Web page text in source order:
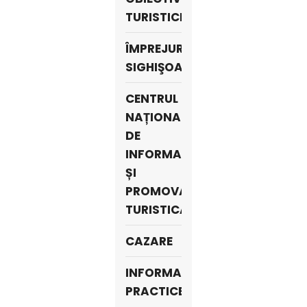
TURISTICE
ÎMPREJURIMILE
SIGHIŞOAREI
CENTRUL
NAȚIONAL
DE
INFORMARE
ȘI
PROMOVARE
TURISTICĂ
CAZARE
INFORMAŢII
PRACTICE